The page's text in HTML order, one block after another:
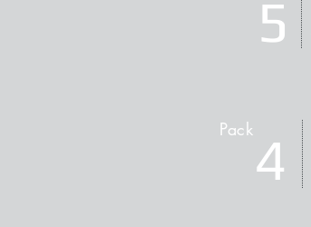
5
Pack4